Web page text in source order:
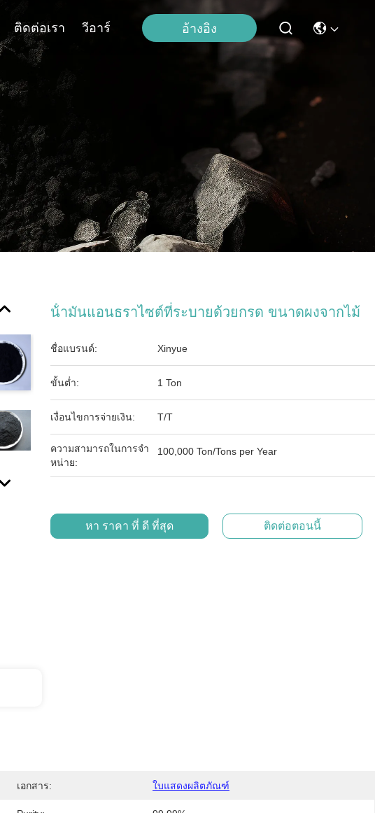
ติดต่อเรา วีอาร์ อ้างอิง
น้ํามันแอนธราไซต์ที่ระบายด้วยกรด ขนาดผงจากไม้
ชื่อแบรนด์: Xinyue
ขั้นต่ำ: 1 Ton
เงื่อนไขการจ่ายเงิน: T/T
ความสามารถในการจํา
หน่าย:
100,000 Ton/Tons per Year
หา ราคา ที่ ดี ที่สุด ติดต่อตอนนี้
เอกสาร: ใบแสดงผลิตภัณฑ์